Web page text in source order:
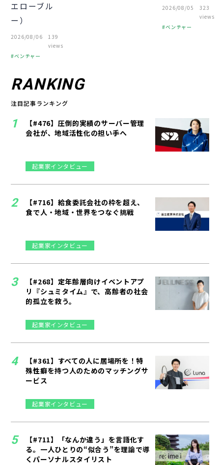
エローブル
ー）
2026/08/06
139
views
ベンチャー
組織づくり
経営知識
2026/08/05
323
views
ベンチャー
RANKING
注目記事ランキング
【#476】圧倒的実績のサーバー管理
会社が、地域活性化の担い手へ
起業家インタビュー
【#716】給食委託会社の枠を超え、
食で人・地域・世界をつなぐ挑戦
起業家インタビュー
【#268】定年齢層向けイベントアプ
リ『シュミタイム』で、高齢者の社会
的孤立を救う。
起業家インタビュー
【#361】すべての人に居場所を！特
殊性癖を持つ人のためのマッチングサ
ービス
起業家インタビュー
【#711】「なんか違う」を言語化す
る。一人ひとりの“似合う”を理論で導
くパーソナルスタイリスト